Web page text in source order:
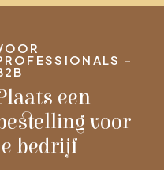
-
een
voor
bedrijf